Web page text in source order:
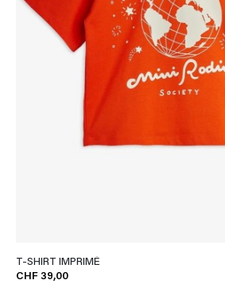
T-SHIRT IMPRIMÉ
CHF 39,00